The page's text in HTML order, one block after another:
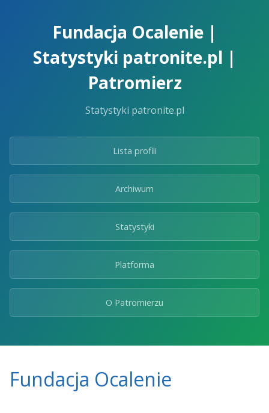
Fundacja Ocalenie |
Statystyki patronite.pl |
Patromierz
Statystyki patronite.pl
Lista profili
Archiwum
Statystyki
Platforma
O Patromierzu
Fundacja Ocalenie